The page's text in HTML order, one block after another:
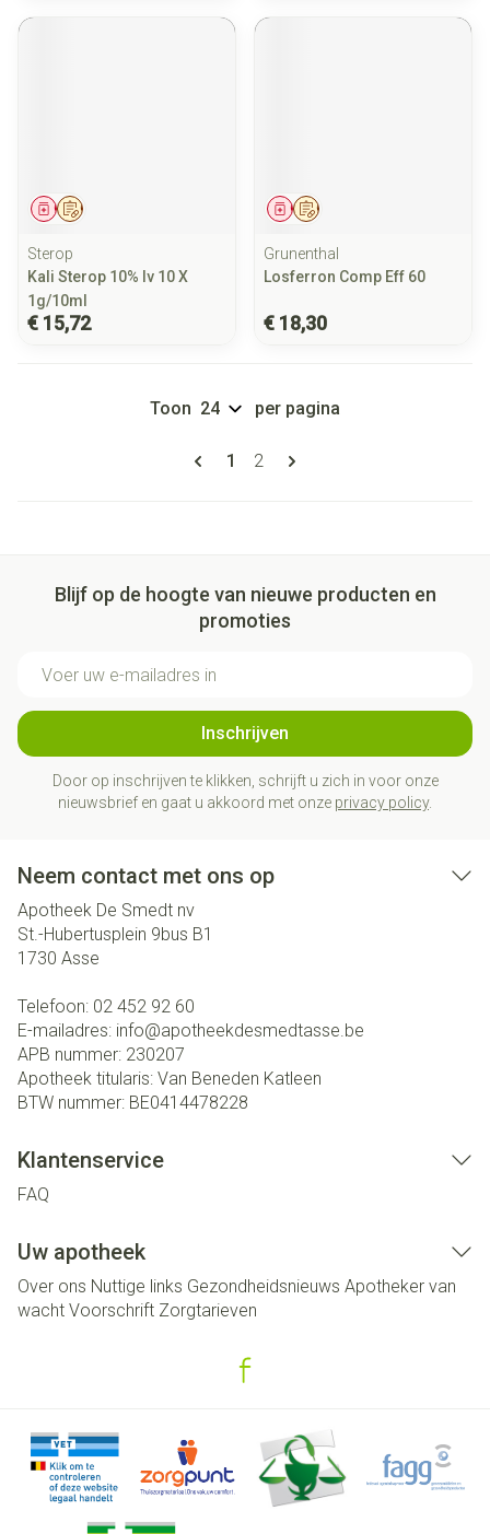
Op voorschrift
Geneesmiddel
Sterop
Kali Sterop 10% Iv 10 X
1g/10ml
€ 15,72
Op voorschrift
Geneesmiddel
Grunenthal
Losferron Comp Eff 60
€ 18,30
Pagina's
U lees momenteel pagina
1 Pagina
2
Toon per pagina
Blijf op de hoogte van nieuwe producten en
promoties
Inschrijven
Door op inschrijven te klikken, schrijft u zich in voor onze
nieuwsbrief en gaat u akkoord met onze privacy policy.
Neem contact met ons op
Apotheek De Smedt nv
St.-Hubertusplein 9bus B1
1730 Asse
Telefoon: 02 452 92 60
E-mailadres: info@apotheekdesmedtasse.be
APB nummer: 230207
Apotheek titularis: Van Beneden Katleen
BTW nummer: BE0414478228
Klantenservice
FAQ
Uw apotheek
Over ons Nuttige links Gezondheidsnieuws Apotheker van
wacht Voorschrift Zorgtarieven